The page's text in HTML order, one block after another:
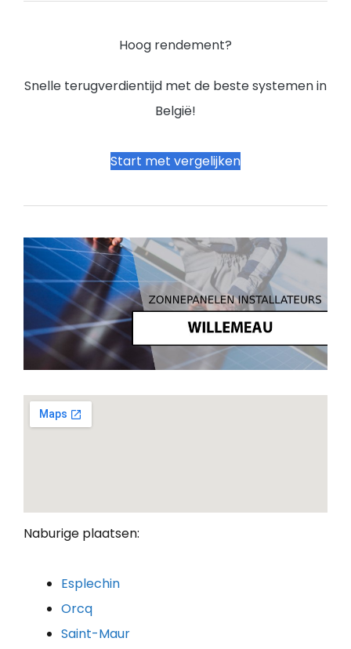
Hoog rendement?
Snelle terugverdientijd met de beste systemen in
België!
Start met vergelijken
Naburige plaatsen:
Esplechin
Orcq
Saint-Maur